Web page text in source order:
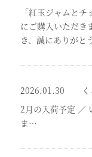
「紅玉ジャムと
にご購入いただき
き、誠にありが
2026.01.30
2月の入荷予定 ／
ま…